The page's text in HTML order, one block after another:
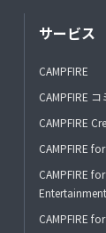
サービス
CAMPFIRE
CAMPFIRE
CAMPFIRE
CAMPFIRE
CAMPFIRE for
Entertainment
CAMPFIRE